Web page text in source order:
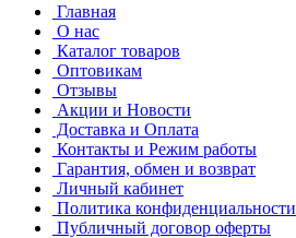
Главная
О нас
Каталог товаров
Оптовикам
Отзывы
Акции и Новости
Доставка и Оплата
Контакты и Режим работы
Гарантия, обмен и возврат
Личный кабинет
Политика конфиденциальности
Публичный договор оферты